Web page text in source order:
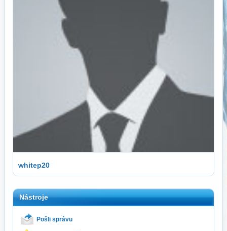
whitep20
Nástroje
Pošli správu